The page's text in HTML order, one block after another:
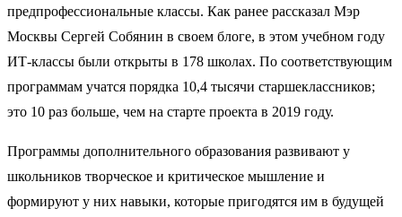
предпрофессиональные классы. Как ранее рассказал Мэр
Москвы Сергей Собянин в своем блоге, в этом учебном году
ИТ-классы были открыты в 178 школах. По соответствующим
программам учатся порядка 10,4 тысячи старшеклассников;
это 10 раз больше, чем на старте проекта в 2019 году.
Программы дополнительного образования развивают у
школьников творческое и критическое мышление и
формируют у них навыки, которые пригодятся им в будущей